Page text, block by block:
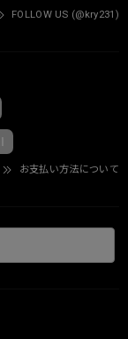
FOLLOW US (@kry231)
お支払い方法について